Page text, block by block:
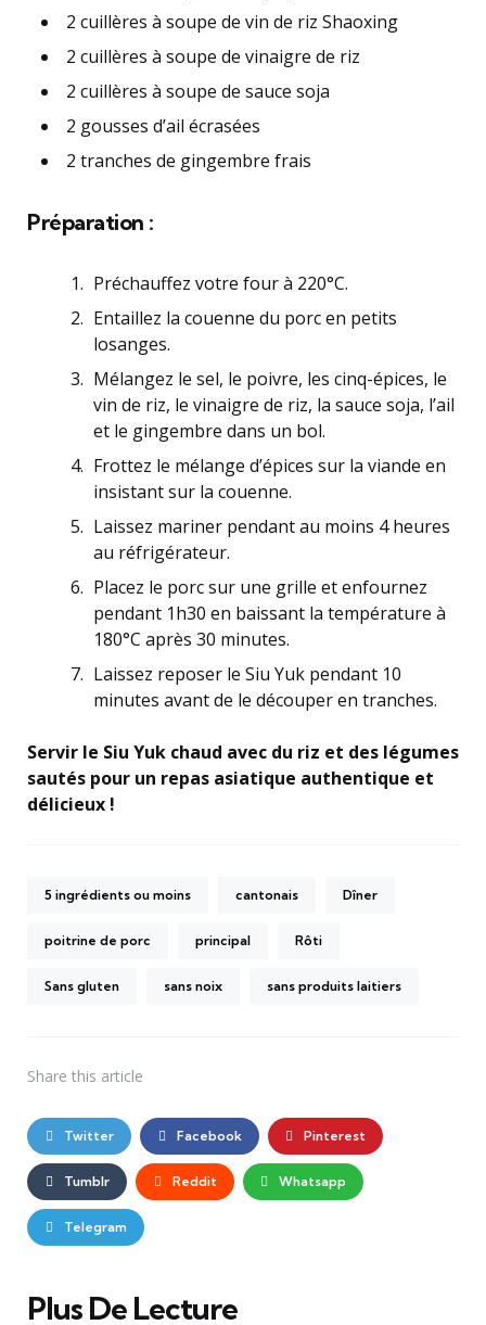
2 cuillères à soupe de vin de riz Shaoxing
2 cuillères à soupe de vinaigre de riz
2 cuillères à soupe de sauce soja
2 gousses d’ail écrasées
2 tranches de gingembre frais
Préparation :
Préchauffez votre four à 220°C.
Entaillez la couenne du porc en petits
losanges.
Mélangez le sel, le poivre, les cinq-épices, le
vin de riz, le vinaigre de riz, la sauce soja, l’ail
et le gingembre dans un bol.
Frottez le mélange d’épices sur la viande en
insistant sur la couenne.
Laissez mariner pendant au moins 4 heures
au réfrigérateur.
Placez le porc sur une grille et enfournez
pendant 1h30 en baissant la température à
180°C après 30 minutes.
Laissez reposer le Siu Yuk pendant 10
minutes avant de le découper en tranches.
Servir le Siu Yuk chaud avec du riz et des légumes
sautés pour un repas asiatique authentique et
délicieux !
5 ingrédients ou moins cantonais Dîner
poitrine de porc principal Rôti
Sans gluten sans noix sans produits laitiers
Share this article
Twitter Facebook Pinterest
Tumblr Reddit Whatsapp
Telegram
Plus De Lecture
Post